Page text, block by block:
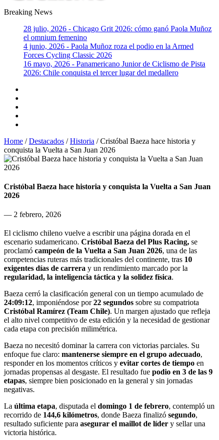
CiclismoLaboral
Breaking News
28 julio, 2026 - Chicago Grit 2026: cómo ganó Paola Muñoz
el omnium femenino
4 junio, 2026 - Paola Muñoz roza el podio en la Armed
Forces Cycling Classic 2026
16 mayo, 2026 - Panamericano Junior de Ciclismo de Pista
2026: Chile conquista el tercer lugar del medallero
Home /Destacados /Historia /Cristóbal Baeza hace historia y
conquista la Vuelta a San Juan 2026
Cristóbal Baeza hace historia y conquista la Vuelta a San Juan
2026
— 2 febrero, 2026
El ciclismo chileno vuelve a escribir una página dorada en el
escenario sudamericano. Cristóbal Baeza del Plus Racing, se
proclamó campeón de la Vuelta a San Juan 2026, una de las
competencias ruteras más tradicionales del continente, tras 10
exigentes días de carrera y un rendimiento marcado por la
regularidad, la inteligencia táctica y la solidez física.
Baeza cerró la clasificación general con un tiempo acumulado de
24:09:12, imponiéndose por22 segundos sobre su compatriota
Cristóbal Ramírez (Team Chile). Un margen ajustado que refleja
el alto nivel competitivo de esta edición y la necesidad de gestionar
cada etapa con precisión milimétrica.
Baeza no necesitó dominar la carrera con victorias parciales. Su
enfoque fue claro: mantenerse siempre en el grupo adecuado,
responder en los momentos críticos y evitar cortes de tiempo en
jornadas propensas al desgaste. El resultado fue podio en 3 de las 9
etapas, siempre bien posicionado en la general y sin jornadas
negativas.
La última etapa, disputada el domingo 1 de febrero, contempló un
recorrido de 144,6 kilómetros, donde Baeza finalizó segundo,
resultado suficiente para asegurar el maillot de líder y sellar una
victoria histórica.